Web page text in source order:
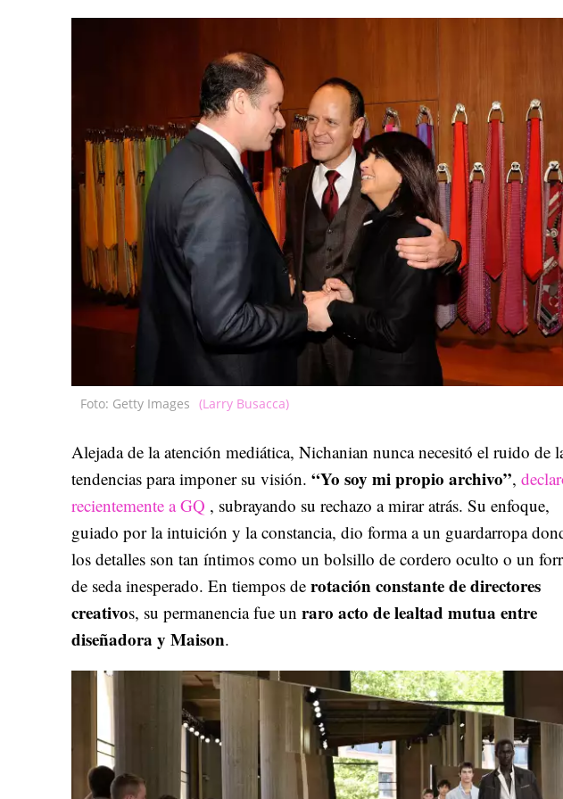
Foto: Getty Images (Larry Busacca)
Alejada de la atención mediática, Nichanian nunca necesitó el ruido de las
tendencias para imponer su visión.“Yo soy mi propio archivo”,declaró